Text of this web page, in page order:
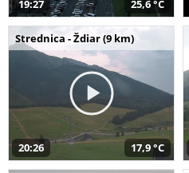
19:27 25,6 °C
Strednica - Ždiar (9 km)
20:26 17,9 °C